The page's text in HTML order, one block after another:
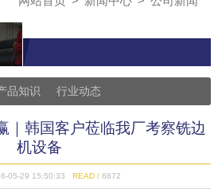
品知识 行业动态
｜韩国客户莅临我厂考察铣边
机设备
05-29 15:50:33 READ / 6872